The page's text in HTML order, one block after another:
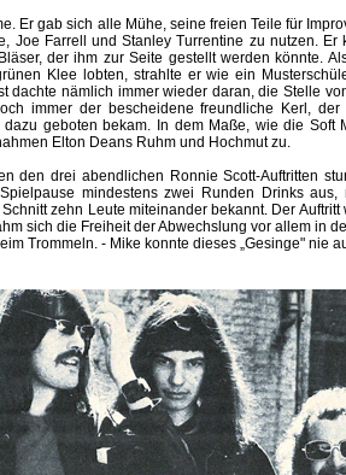
Er gab sich alle Mühe, seine freien Teile für
Joe Farrell und Stanley Turrentine zu nutzen. Er
der ihm zur Seite gestellt werden könnte.
Klee lobten, strahlte er wie ein
dachte nämlich immer wieder daran, die Stelle
immer der bescheidene freundliche Kerl, der
geboten bekam. In dem Maße, wie die Soft
Elton Deans Ruhm und Hochmut zu.
den drei abendlichen Ronnie Scott-Auftritten
mindestens zwei Runden Drinks aus,
zehn Leute miteinander bekannt. Der Auftritt
sich die Freiheit der Abwechslung vor allem in
Trommeln. - Mike konnte dieses „Gesinge" nie